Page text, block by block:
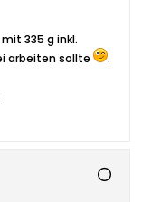
335 g inkl.
arbeiten sollte
.